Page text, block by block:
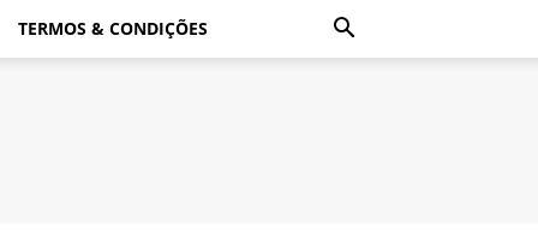
TERMOS & CONDIÇÕES